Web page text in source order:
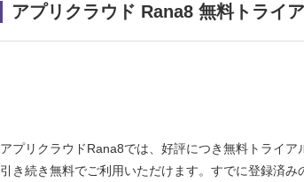
アプリクラウド Rana8 無料トライ
アプリクラウドRana8では、好評につき無料トライア
引き続き無料でご利用いただけます。すでに登録済